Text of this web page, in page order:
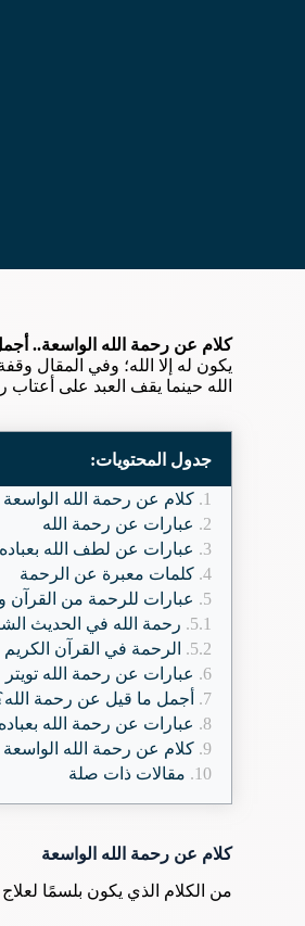
كلام عن رحمة الله الواسعة..
يكون له إلا الله؛ وفي المقال
الله حينما يقف العبد على أعتاب
جدول المحتويات:
كلام عن رحمة الله الواسعة
عبارات عن رحمة الله
عبارات عن لطف الله بعباده
كلمات معبرة عن الرحمة
عبارات للرحمة من القرآن
رحمة الله في الحديث
الرحمة في القرآن الكريم
عبارات عن رحمة الله تويتر
أجمل ما قيل عن رحمة
عبارات عن رحمة الله بعباده
كلام عن رحمة الله الواسعة
مقالات ذات صلة
كلام عن رحمة الله الواسعة
من الكلام الذي يكون بلسمًا